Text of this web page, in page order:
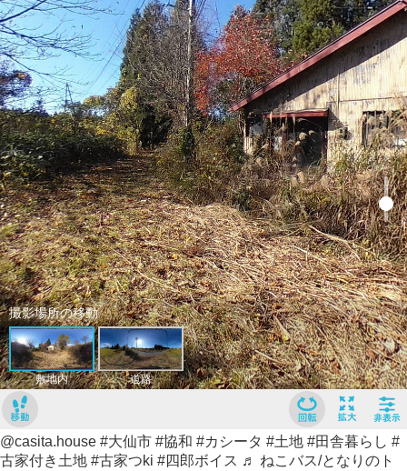
@casita.house #大仙市 #協和 #カシータ #土地 #田舎暮らし #
古家付き土地 #古家つki #四郎ボイス ♬ ねこバス/となりのト